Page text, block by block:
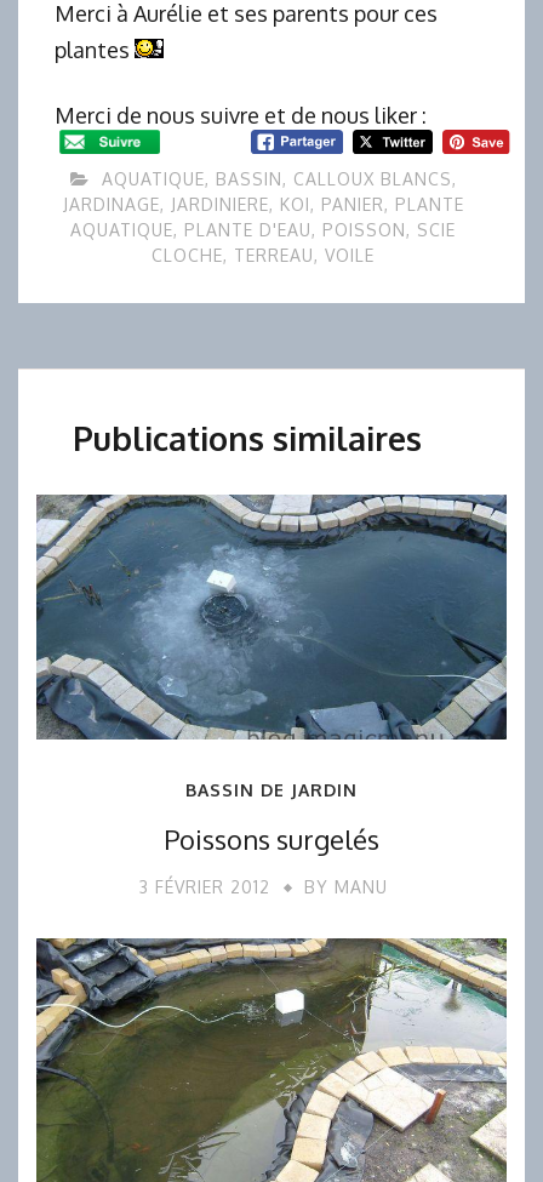
Merci à Aurélie et ses parents pour ces
plantes
Merci de nous suivre et de nous liker :
AQUATIQUE, BASSIN , CALLOUX BLANCS,
JARDINAGE, JARDINIERE, KOI , PANIER, PLANTE
AQUATIQUE, PLANTE D'EAU, POISSON , SCIE
CLOCHE, TERREAU, VOILE
Publications similaires
BASSIN DE JARDIN
Poissons surgelés
3 FÉVRIER 2012 BY MANU